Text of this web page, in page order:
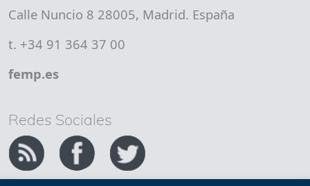
Calle Nuncio 8 28005, Madrid. España
t. +34 91 364 37 00
femp.es
Redes Sociales